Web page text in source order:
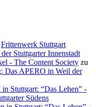
Frittenwerk Stuttgart
Stuttgarter Innenstadt
- The Content Society zu
Das APERO in Weil der
in Stuttgart: “Das Lehen” -
Südens